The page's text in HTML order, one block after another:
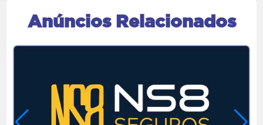
Anúncios Relacionados